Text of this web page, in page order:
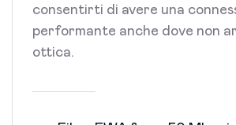
consentirti di avere una
performante anche dove non
ottica.